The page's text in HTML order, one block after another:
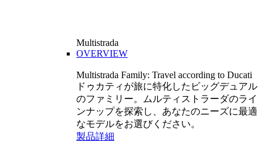
Multistrada
OVERVIEW
Multistrada Family: Travel according to Ducati
ドゥカティが旅に特化したビッグデュアル
のファミリー。ムルティストラーダのライ
ンナップを探索し、あなたのニーズに最適
なモデルをお選びください。
製品詳細